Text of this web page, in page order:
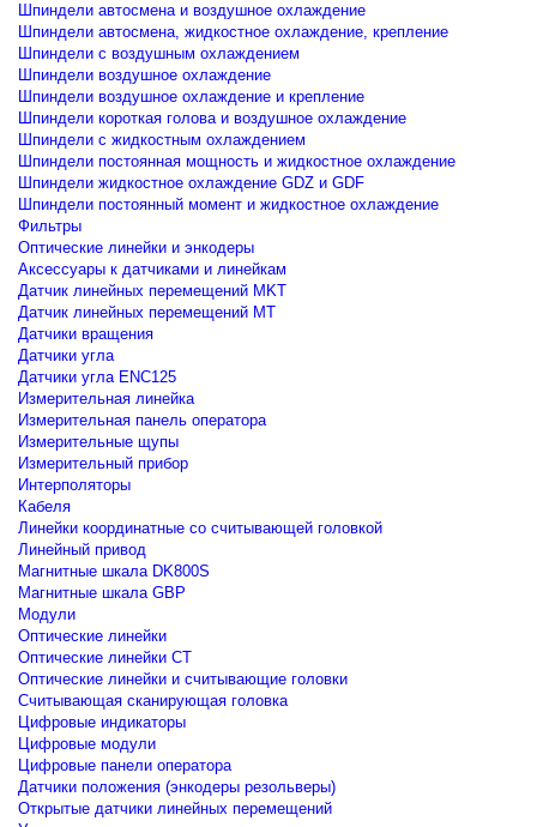
Шпиндели автосмена и воздушное охлаждение
Шпиндели автосмена, жидкостное охлаждение, крепление
Шпиндели с воздушным охлаждением
Шпиндели воздушное охлаждение
Шпиндели воздушное охлаждение и крепление
Шпиндели короткая голова и воздушное охлаждение
Шпиндели с жидкостным охлаждением
Шпиндели постоянная мощность и жидкостное охлаждение
Шпиндели жидкостное охлаждение GDZ и GDF
Шпиндели постоянный момент и жидкостное охлаждение
Фильтры
Оптические линейки и энкодеры
Аксессуары к датчиками и линейкам
Датчик линейных перемещений MKT
Датчик линейных перемещений MT
Датчики вращения
Датчики угла
Датчики угла ENC125
Измерительная линейка
Измерительная панель оператора
Измерительные щупы
Измерительный прибор
Интерполяторы
Кабеля
Линейки координатные со считывающей головкой
Линейный привод
Магнитные шкала DK800S
Магнитные шкала GBP
Модули
Оптические линейки
Оптические линейки CT
Оптические линейки и считывающие головки
Считывающая сканирующая головка
Цифровые индикаторы
Цифровые модули
Цифровые панели оператора
Датчики положения (энкодеры резольверы)
Открытые датчики линейных перемещений